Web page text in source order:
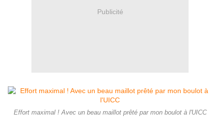
Publicité
Effort maximal ! Avec un beau maillot prêté par mon boulot à l'UICC